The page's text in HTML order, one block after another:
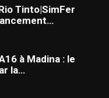
Tinto|SimFer
à Madina : le
la…